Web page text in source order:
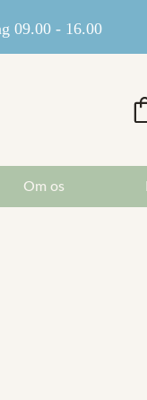
09.00 - 16.00
Om os